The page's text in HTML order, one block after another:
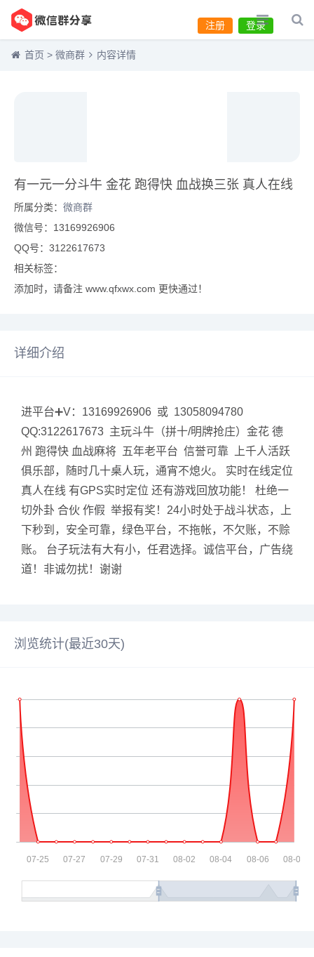
登录
注册
首页 > 微商群 内容详情
有一元一分斗牛 金花 跑得快 血战换三张 真人在线
所属分类： 微商群
微信号：13169926906
QQ号：3122617673
相关标签：
添加时，请备注 www.qfxwx.com 更快通过！
详细介绍
进平台➕V：13169926906 或 13058094780
QQ:3122617673 主玩斗牛（拼十/明牌抢庄）金花 德
州 跑得快 血战麻将 五年老平台 信誉可靠 上千人活跃
俱乐部，随时几十桌人玩，通宵不熄火。 实时在线定位
真人在线 有GPS实时定位 还有游戏回放功能！ 杜绝一
切外卦 合伙 作假 举报有奖！24小时处于战斗状态，上
下秒到，安全可靠，绿色平台，不拖帐，不欠账，不赊
账。 台子玩法有大有小，任君选择。诚信平台，广告绕
道！非诚勿扰！谢谢
浏览统计(最近30天)